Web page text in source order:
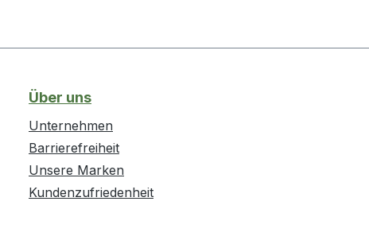
Über uns
Unternehmen
Barrierefreiheit
Unsere Marken
Kundenzufriedenheit